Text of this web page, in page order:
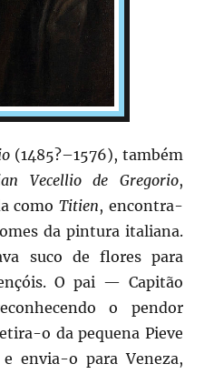
(1485?–1576), também
Vecellio de Gregorio,
como Titien, encontra-
da pintura italiana.
suco de flores para
O pai — Capitão
o pendor
o da pequena Pieve
envia-o para Veneza,